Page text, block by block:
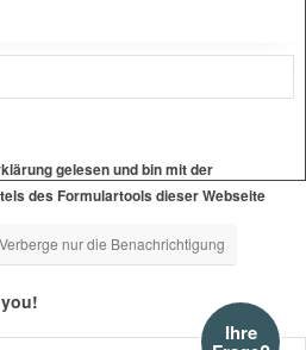
Ihre
Verberge nur die Benachrichtigung
gelesen und bin mit der
des Formulartools dieser Webseite